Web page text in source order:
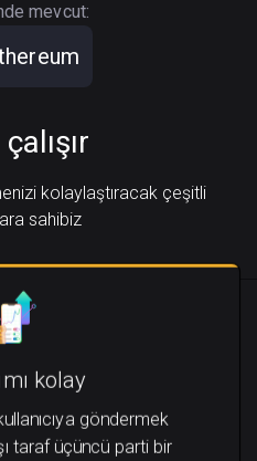
mevcut:
kolaylaştıracak çeşitli
sahibiz
kolay
göndermek
taraf üçüncü parti bir